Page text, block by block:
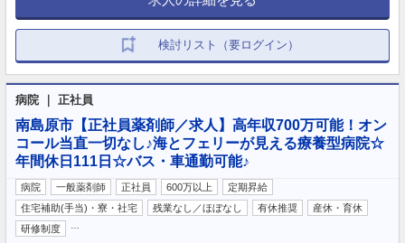
検討リスト（要ログイン）
病院 ｜ 正社員
南島原市【正社員薬剤師／求人】高年収700万可能！オン
コール当直一切なし♪海とフェリーが見える療養型病院☆
年間休日111日☆バス・車通勤可能♪
病院 一般薬剤師 正社員 600万以上
定期昇給
住宅補助(手当)・寮・社宅
残業なし／ほぼなし 有休推奨
産休・育休
研修制度